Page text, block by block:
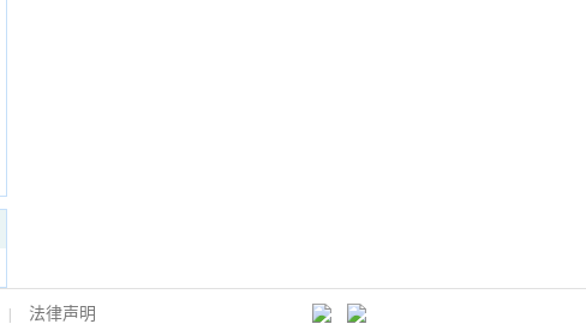
法律声明